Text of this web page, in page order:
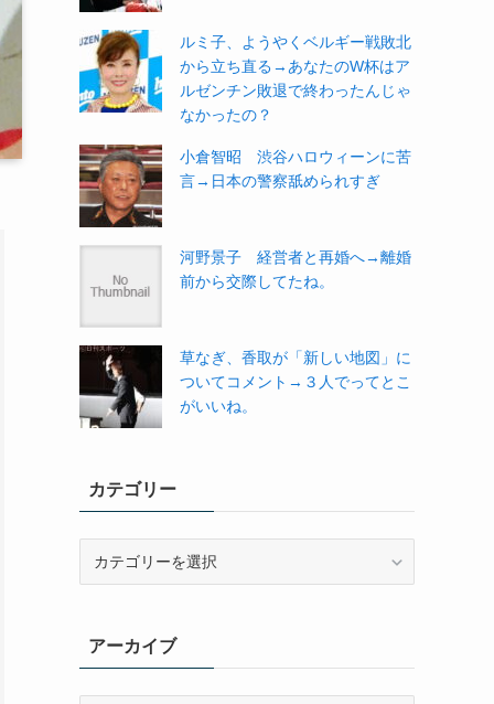
ルミ子、ようやくベルギー戦敗北
から立ち直る→あなたのW杯はア
ルゼンチン敗退で終わったんじゃ
なかったの？
小倉智昭 渋谷ハロウィーンに苦
言→日本の警察舐められすぎ
河野景子 経営者と再婚へ→離婚
前から交際してたね。
草なぎ、香取が「新しい地図」に
ついてコメント→３人でってとこ
がいいね。
カテゴリー
ーアーカイブ